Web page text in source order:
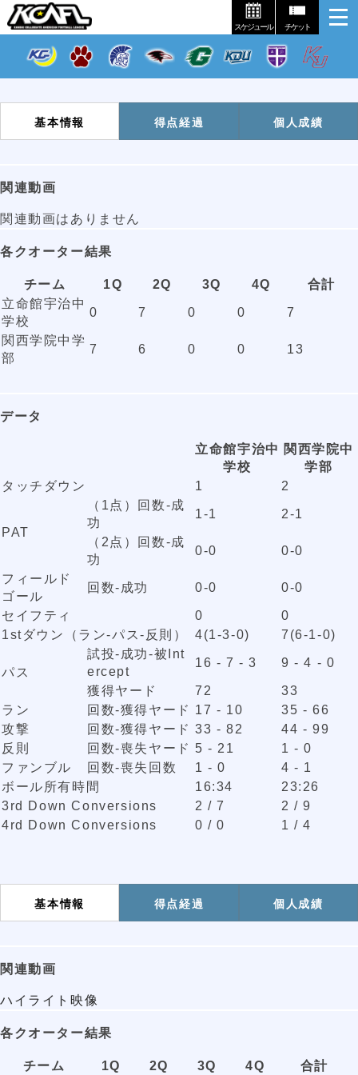
スケジュール チケット
基本情報 得点経過 個人成績
関連動画
関連動画はありません
各クオーター結果
チーム 1Q 2Q 3Q 4Q
合計
立命館宇治中
学校
0 7 0 0 7
関西学院中学
部
7 6 0 0 13
データ
立命館宇治中
学校
関西学院中
学部
タッチダウン
1 2
PAT
（1点）回数-成
功
1-1 2-1
（2点）回数-成
功
0-0 0-0
フィールド
ゴール
回数-成功 0-0 0-0
セイフティ 0
0
1stダウン（ラン-パス-反則）
4(1-3-0) 7(6-1-0)
パス
試投-成功-被Int
ercept
16 - 7 - 3 9 - 4 - 0
獲得ヤード 72
33
ラン
回数-獲得ヤード 17 - 10
35 - 66
攻撃
回数-獲得ヤード 33 - 82
44 - 99
反則
回数-喪失ヤード 5 - 21
1 - 0
ファンブル
回数-喪失回数 1 - 0
4 - 1
ボール所有時間
16:34
23:26
3rd Down Conversions
2 / 7
2 / 9
4rd Down Conversions
0 / 0 1 / 4
基本情報 得点経過 個人成績
関連動画
ハイライト映像
各クオーター結果
チーム 1Q 2Q 3Q 4Q 合計